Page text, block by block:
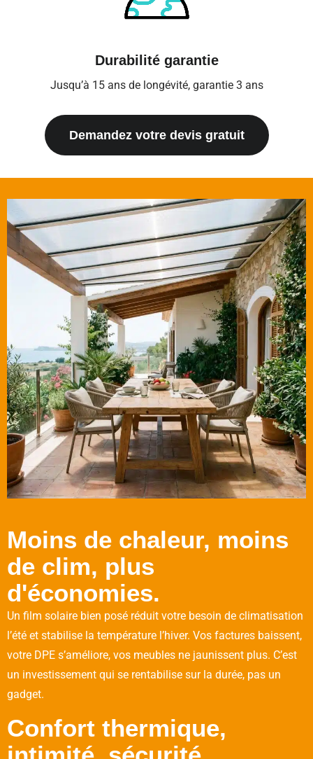
Durabilité garantie
Jusqu’à 15 ans de longévité, garantie 3 ans
Demandez votre devis gratuit
Moins de chaleur, moins
de clim, plus
d'économies.
Un film solaire bien posé réduit votre besoin de climatisation
l’été et stabilise la température l’hiver. Vos factures baissent,
votre DPE s’améliore, vos meubles ne jaunissent plus. C’est
un investissement qui se rentabilise sur la durée, pas un
gadget.
Confort thermique,